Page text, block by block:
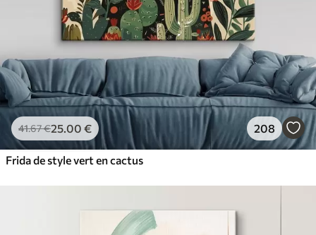
41.67€25.00 € 208
Frida de style vert en cactus